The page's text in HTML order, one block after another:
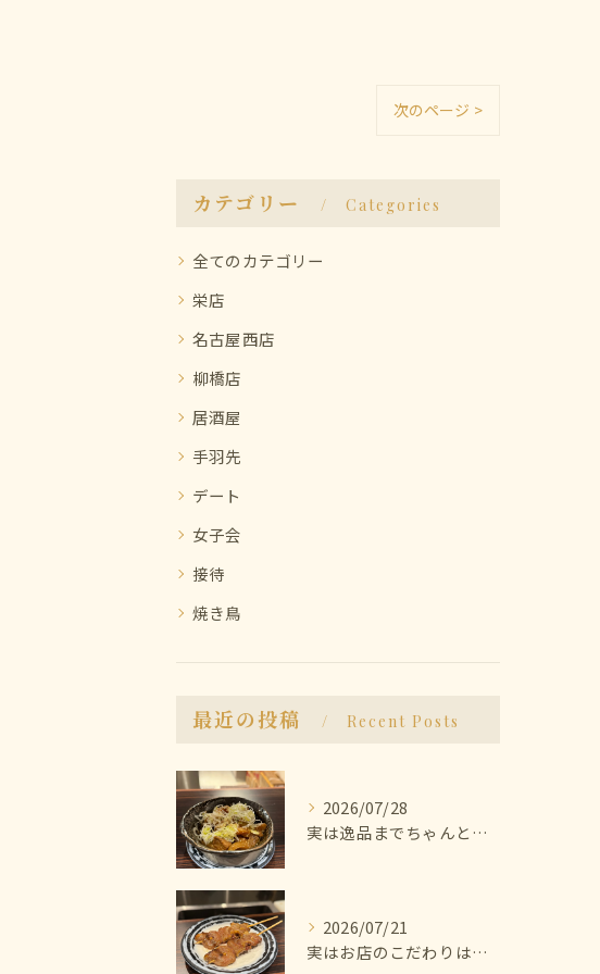
次のページ >
カテゴリー Categories
全てのカテゴリー
栄店
名古屋西店
柳橋店
居酒屋
手羽先
デート
女子会
接待
焼き鳥
最近の投稿 Recent Posts
2026/07/28
実は逸品までちゃんと美味しいんです🫨
2026/07/21
実はお店のこだわりは塩にあります🧂